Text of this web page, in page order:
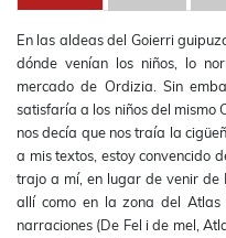
En las aldeas del Goierri
dónde venían los niños, lo
mercado de Ordizia. Sin
satisfaría a los niños del mismo
nos decía que nos traía la
a mis textos, estoy convencido
trajo a mí, en lugar de venir de
allí como en la zona del
narraciones (De Fel i de mel,